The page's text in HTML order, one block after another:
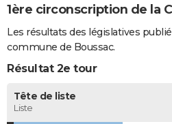
Bricolage
Lifestyle
Culture
Sport
Auto
Television
Voyage
Cinema
1ère circonscription de la
Les résultats des législatives
commune de Boussac.
Résultat 2e tour
Tête de liste
Liste